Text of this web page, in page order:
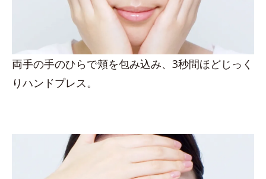
両手の手のひらで頬を包み込み、3秒間ほどじっく
りハンドプレス。